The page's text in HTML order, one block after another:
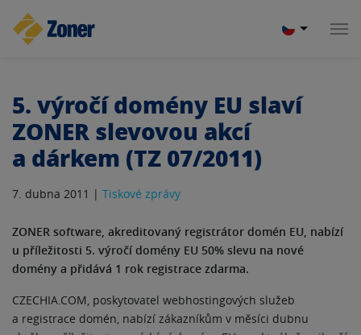
5. výročí domény EU slaví
ZONER slevovou akcí
a dárkem (TZ 07/2011)
7. dubna 2011 | Tiskové zprávy
ZONER software, akreditovaný registrátor domén EU, nabízí
u příležitosti 5. výročí domény EU 50% slevu na nové
domény a přidává 1 rok registrace zdarma.
CZECHIA.COM, poskytovatel webhostingových služeb
a registrace domén, nabízí zákazníkům v měsíci dubnu